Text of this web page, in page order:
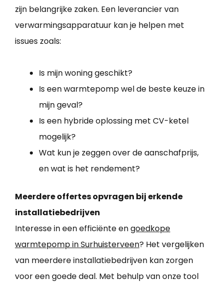
zijn belangrijke zaken. Een leverancier van
verwarmingsapparatuur kan je helpen met
issues zoals:
Is mijn woning geschikt?
Is een warmtepomp wel de beste keuze in
mijn geval?
Is een hybride oplossing met CV-ketel
mogelijk?
Wat kun je zeggen over de aanschafprijs,
en wat is het rendement?
Meerdere offertes opvragen bij erkende
installatiebedrijven
Interesse in een efficiënte engoedkope
warmtepomp in Surhuisterveen? Het vergelijken
van meerdere installatiebedrijven kan zorgen
voor een goede deal. Met behulp van onze tool